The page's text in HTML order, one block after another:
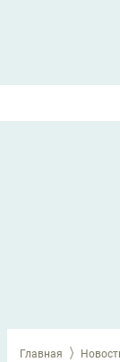
Главная